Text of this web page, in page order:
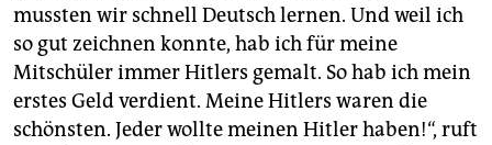
mussten wir schnell Deutsch lernen. Und weil ich
so gut zeichnen konnte, hab ich für meine
Mitschüler immer Hitlers gemalt. So hab ich mein
erstes Geld verdient. Meine Hitlers waren die
schönsten. Jeder wollte meinen Hitler haben!“, ruft